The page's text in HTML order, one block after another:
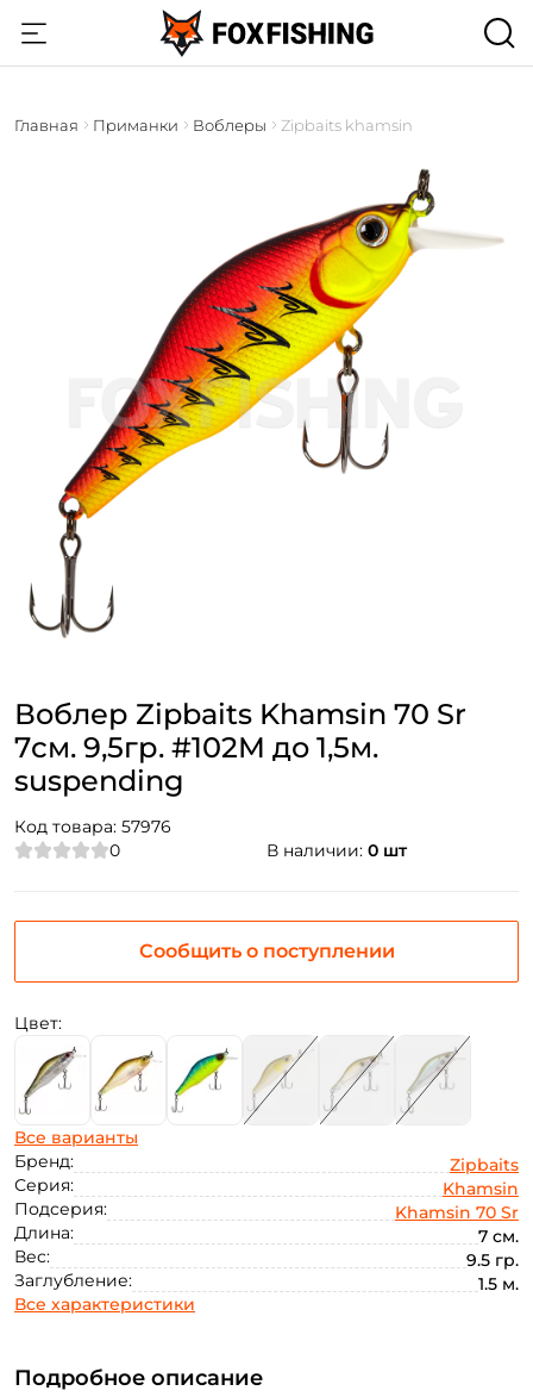
Главная Приманки Воблеры Zipbaits khamsin
Воблер Zipbaits Khamsin 70 Sr
7см. 9,5гр. #102M до 1,5м.
suspending
Код товара: 57976
0
В наличии: 0 шт
Цвет:
Все варианты
Бренд:
Zipbaits
Серия:
Khamsin
Подсерия:
Khamsin 70 Sr
Длина:
7 см.
Вес:
9.5 гр.
Заглубление:
1.5 м.
Все характеристики
Сообщить о поступлении
Подробное описание